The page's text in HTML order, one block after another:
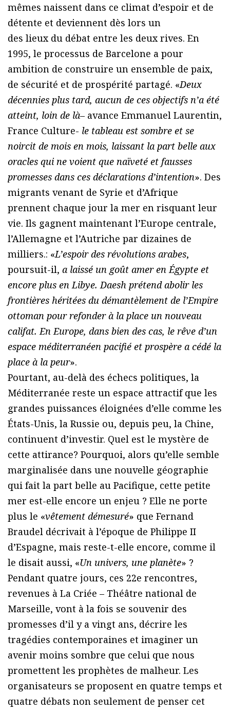
mêmes naissent dans ce climat d’espoir et de
détente et deviennent dès lors un
des lieux du débat entre les deux rives. En
1995, le processus de Barcelone a pour
ambition de construire un ensemble de paix,
de sécurité et de prospérité partagé. «Deux
décennies plus tard, aucun de ces objectifs n’a été
atteint, loin de là– avance Emmanuel Laurentin,
France Culture- le tableau est sombre et se
noircit de mois en mois, laissant la part belle aux
oracles qui ne voient que naïveté et fausses
promesses dans ces déclarations d’intention». Des
migrants venant de Syrie et d’Afrique
prennent chaque jour la mer en risquant leur
vie. Ils gagnent maintenant l’Europe centrale,
l’Allemagne et l’Autriche par dizaines de
milliers.: «L’espoir des révolutions arabes,
poursuit-il, a laissé un goût amer en Égypte et
encore plus en Libye. Daesh prétend abolir les
frontières héritées du démantèlement de l’Empire
ottoman pour refonder à la place un nouveau
califat. En Europe, dans bien des cas, le rêve d’un
espace méditerranéen pacifié et prospère a cédé la
place à la peur».
Pourtant, au-delà des échecs politiques, la
Méditerranée reste un espace attractif que les
grandes puissances éloignées d’elle comme les
États-Unis, la Russie ou, depuis peu, la Chine,
continuent d’investir. Quel est le mystère de
cette attirance? Pourquoi, alors qu’elle semble
marginalisée dans une nouvelle géographie
qui fait la part belle au Pacifique, cette petite
mer est-elle encore un enjeu ? Elle ne porte
plus le «vêtement démesuré» que Fernand
Braudel décrivait à l’époque de Philippe II
d’Espagne, mais reste-t-elle encore, comme il
le disait aussi, «Un univers, une planète» ?
Pendant quatre jours, ces 22e rencontres,
revenues à La Criée – Théâtre national de
Marseille, vont à la fois se souvenir des
promesses d’il y a vingt ans, décrire les
tragédies contemporaines et imaginer un
avenir moins sombre que celui que nous
promettent les prophètes de malheur. Les
organisateurs se proposent en quatre temps et
quatre débats non seulement de penser cet